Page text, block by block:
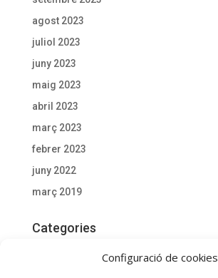
Configuració de cookies
agost 2023
juliol 2023
juny 2023
maig 2023
abril 2023
març 2023
febrer 2023
juny 2022
març 2019
Categories